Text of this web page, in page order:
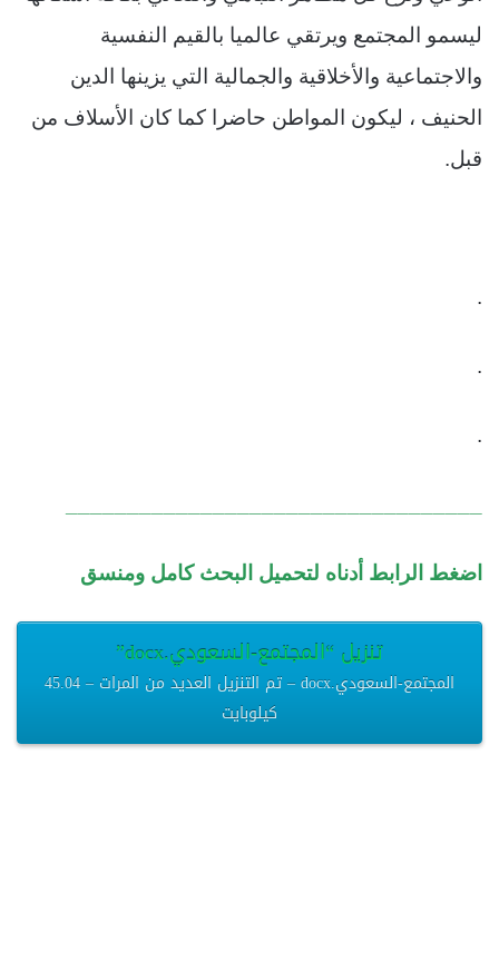
ليسمو المجتمع ويرتقي عالميا بالقيم النفسية
والاجتماعية والأخلاقية والجمالية التي يزينها الدين
الحنيف ، ليكون المواطن حاضرا كما كان الأسلاف من
قبل.
.
.
.
اضغط الرابط أدناه لتحميل البحث كامل ومنسق
تنزيل “المجتمع-السعودي.docx”
المجتمع-السعودي.docx – تم التنزيل العديد من المرات – 45.04
كيلوبايت